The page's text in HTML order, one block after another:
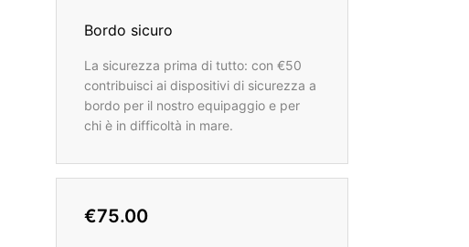
Bordo sicuro
La sicurezza prima di tutto: con €50
contribuisci ai dispositivi di sicurezza a
bordo per il nostro equipaggio e per
chi è in difficoltà in mare.
€75.00